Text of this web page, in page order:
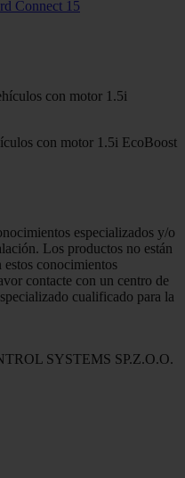
Connect 15
con motor 1.5i
con motor 1.5i EcoBoost
especializados y/o
Los productos no están
estos conocimientos
contacte con un centro de
cualificado para la
SYSTEMS SP.Z.O.O.